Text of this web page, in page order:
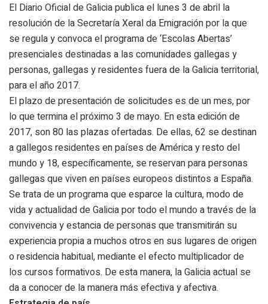
El Diario Oficial de Galicia publica el lunes 3 de abril la
resolución de la Secretaría Xeral da Emigración por la que
se regula y convoca el programa de ‘Escolas Abertas’
presenciales destinadas a las comunidades gallegas y
personas, gallegas y residentes fuera de la Galicia territorial,
para el año 2017.
El plazo de presentación de solicitudes es de un mes, por
lo que termina el próximo 3 de mayo. En esta edición de
2017, son 80 las plazas ofertadas. De ellas, 62 se destinan
a gallegos residentes en países de América y resto del
mundo y 18, específicamente, se reservan para personas
gallegas que viven en países europeos distintos a España.
Se trata de un programa que esparce la cultura, modo de
vida y actualidad de Galicia por todo el mundo a través de la
convivencia y estancia de personas que transmitirán su
experiencia propia a muchos otros en sus lugares de origen
o residencia habitual, mediante el efecto multiplicador de
los cursos formativos. De esta manera, la Galicia actual se
da a conocer de la manera más efectiva y afectiva.